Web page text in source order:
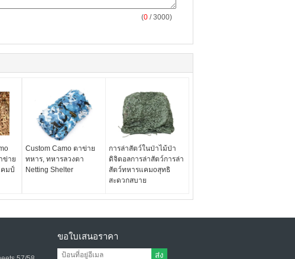
(0 / 3000)
ข่าย
มป์
Custom Camo ตาข่าย
ทหาร, ทหารลวงตา
Netting Shelter
การล่าสัตว์ในป่าไม้ป่า
ดิจิตอลการล่าสัตว์การล่า
สัตว์ทหารแคมoสุทธิ
สะดวกสบาย
ขอใบเสนอราคา
ส่ง